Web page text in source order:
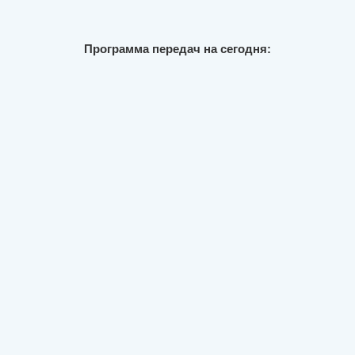
Программа передач на сегодня: